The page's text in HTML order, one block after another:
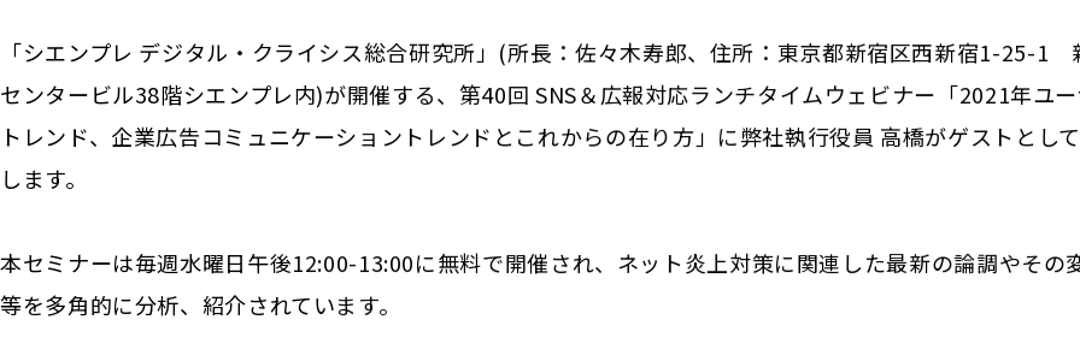
「シエンプレ デジタル・クライシス総合研究所」(所長：佐々木寿郎、住所：東京都新宿区西新宿1-25-1
センタービル38階シエンプレ内)が開催する、第40回 SNS＆広報対応ランチタイムウェビナー「2021年ユ
トレンド、企業広告コミュニケーショントレンドとこれからの在り方」に弊社執行役員 高橋がゲストとし
します。
本セミナーは毎週水曜日午後12:00-13:00に無料で開催され、ネット炎上対策に関連した最新の論調やその
等を多角的に分析、紹介されています。